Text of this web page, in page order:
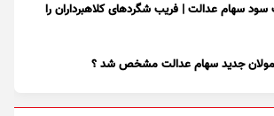
سهام عدالت | فریب شگرد‌های کلاهبرداران را
جدید سهام عدالت مشخص شد ؟